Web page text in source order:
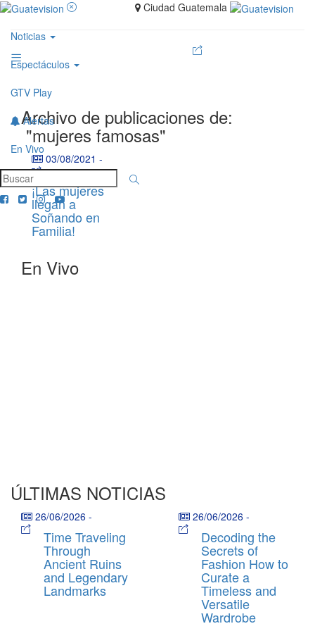
Noticias
Espectáculos
GTV Play
Alertas
En Vivo
Ciudad Guatemala
Archivo de publicaciones de:
"mujeres famosas"
03/08/2021 -
¡Las mujeres
llegan a
Soñando en
Familia!
En Vivo
ÚLTIMAS NOTICIAS
26/06/2026 -
Time Traveling
Through
Ancient Ruins
and Legendary
Landmarks
26/06/2026 -
Decoding the
Secrets of
Fashion How to
Curate a
Timeless and
Versatile
Wardrobe